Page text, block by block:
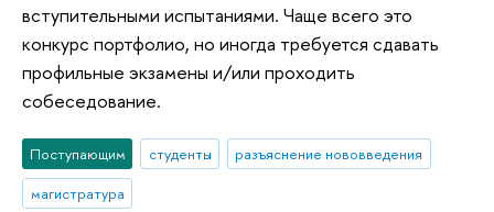
вступительными испытаниями. Чаще всего это
конкурс портфолио, но иногда требуется сдавать
профильные экзамены и/или проходить
собеседование.
Поступающим студенты
разъяснение нововведения
магистратура